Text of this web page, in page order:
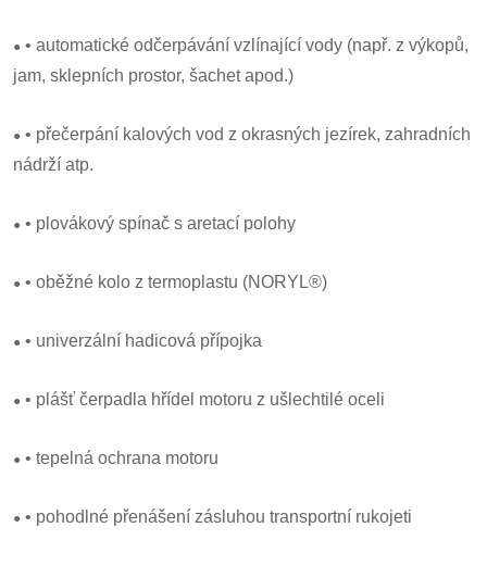
• • automatické odčerpávání vzlínající vody (např. z výkopů,
jam, sklepních prostor, šachet apod.)
• • přečerpání kalových vod z okrasných jezírek, zahradních
nádrží atp.
• • plovákový spínač s aretací polohy
• • oběžné kolo z termoplastu (NORYL®)
• • univerzální hadicová přípojka
• • plášť čerpadla hřídel motoru z ušlechtilé oceli
• • tepelná ochrana motoru
• • pohodlné přenášení zásluhou transportní rukojeti